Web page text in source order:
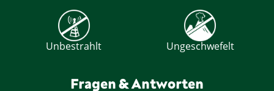
Unbestrahlt Ungeschwefelt
Fragen & Antworten